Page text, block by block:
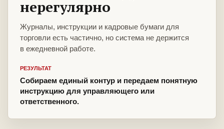
нерегулярно
Журналы, инструкции и кадровые бумаги для
торговли есть частично, но система не держится
в ежедневной работе.
РЕЗУЛЬТАТ
Собираем единый контур и передаем понятную
инструкцию для управляющего или
ответственного.